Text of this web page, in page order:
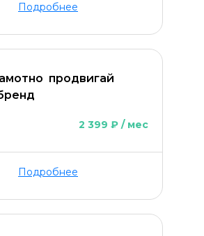
Подробнее
 продвигай
2 399 ₽ / мес
Подробнее